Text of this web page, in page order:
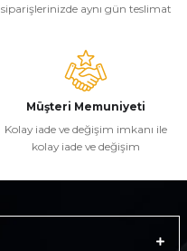
siparişlerinizde aynı gün teslimat
Müşteri Memuniyeti
Kolay iade ve değişim imkanı ile
kolay iade ve değişim